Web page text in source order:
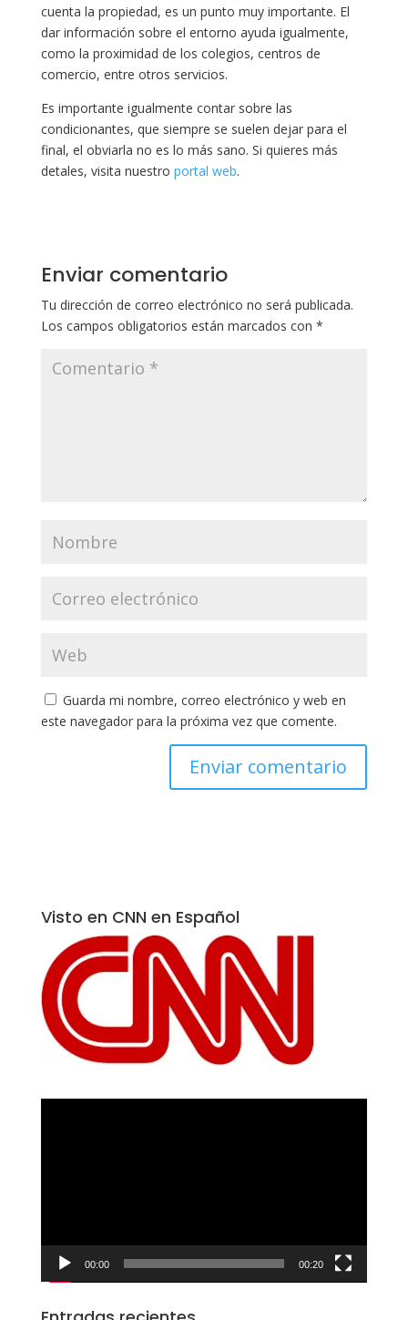
cuenta la propiedad, es un punto muy importante. El
dar información sobre el entorno ayuda igualmente,
como la proximidad de los colegios, centros de
comercio, entre otros servicios.
Es importante igualmente contar sobre las
condicionantes, que siempre se suelen dejar para el
final, el obviarla no es lo más sano. Si quieres más
detales, visita nuestro portal web.
Enviar comentario
Tu dirección de correo electrónico no será publicada.
Los campos obligatorios están marcados con *
Guarda mi nombre, correo electrónico y web en
este navegador para la próxima vez que comente.
Visto en CNN en Español
00:00 00:20